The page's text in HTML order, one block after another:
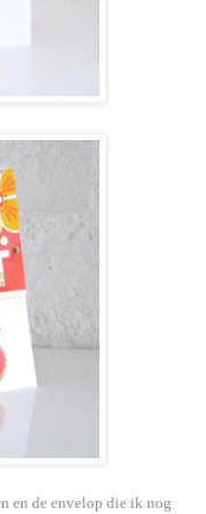
en de envelop die ik nog